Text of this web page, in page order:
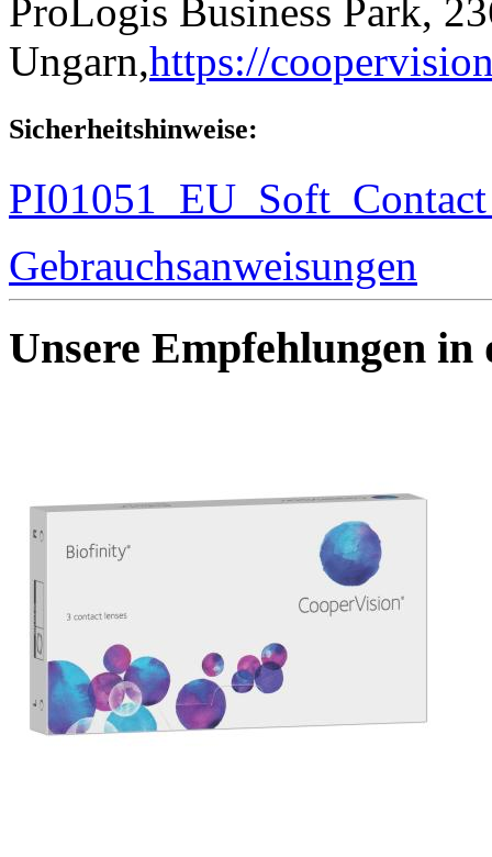
ProLogis Business Park,
Ungarn,https://
Sicherheitshinweise:
Gebrauchsanweisungen
Unsere Empfehlungen